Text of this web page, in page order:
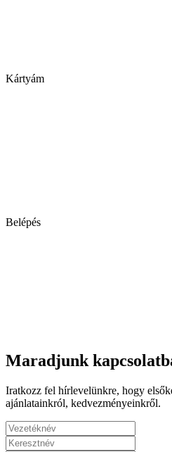
Kártyám
Belépés
Maradjunk
Iratkozz fel hírlevelünkre, hogy
ajánlatainkról, kedvezményeinkről.